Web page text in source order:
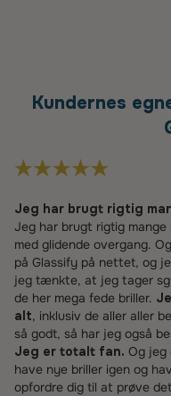
Kundernes
Jeg har brugt rigtig
Jeg har brugt rigtig
med glidende overgang.
på Glassify på nettet, og
jeg tænkte, at jeg tager
de her mega fede briller.
alt, inklusiv de aller aller
så godt, så har jeg også
Jeg er totalt fan. Og jeg
have nye briller igen og
opfordre dig til at prøve